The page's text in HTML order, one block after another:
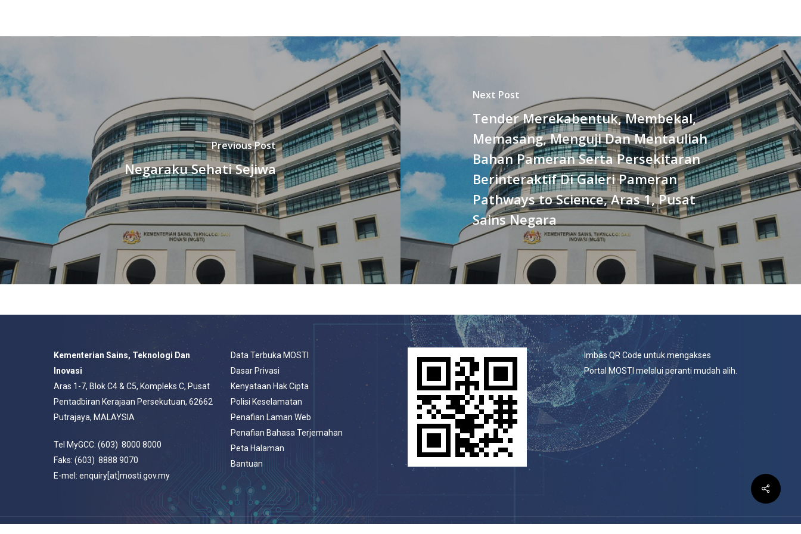
Previous Post
Negaraku Sehati Sejiwa
Next Post
Tender Merekabentuk, Membekal,
Memasang, Menguji Dan Mentauliah
Bahan Pameran Serta Persekitaran
Berinteraktif Di Galeri Pameran
Pathways to Science, Aras 1, Pusat
Sains Negara
Kementerian Sains, Teknologi Dan
Inovasi
Aras 1-7, Blok C4 & C5, Kompleks C, Pusat
Pentadbiran Kerajaan Persekutuan, 62662
Putrajaya, MALAYSIA
Tel MyGCC: (603) 8000 8000
Faks: (603) 8888 9070
E-mel: enquiry[at]mosti.gov.my
Data Terbuka MOSTI
Dasar Privasi
Kenyataan Hak Cipta
Polisi Keselamatan
Penafian Laman Web
Penafian Bahasa Terjemahan
Peta Halaman
Bantuan
Imbas QR Code untuk mengakses
Portal MOSTI melalui peranti mudah alih.